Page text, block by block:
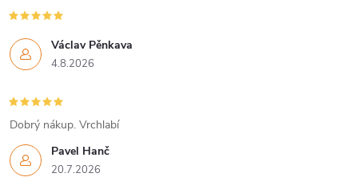
Václav Pěnkava
4.8.2026
Pavel Hanč
20.7.2026
Dobrý nákup. Vrchlabí